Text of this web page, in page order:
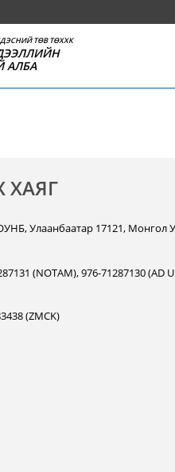
ТӨВ ТӨХХК
АЛБА
ХАЯГ
Улаанбаатар 17121, Монгол
(NOTAM), 976-71287130 (AD
(ZMCK)